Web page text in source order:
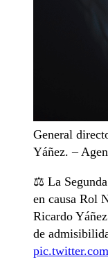
General
Yáñez. –
⚖️ La
en causa Rol
Ricardo
de